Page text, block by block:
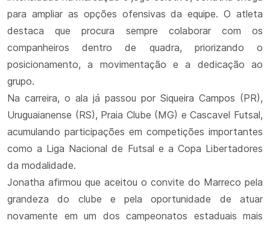
para ampliar as opções ofensivas da equipe. O atleta
destaca que procura sempre colaborar com os
companheiros dentro de quadra, priorizando o
posicionamento, a movimentação e a dedicação ao
grupo.
Na carreira, o ala já passou por Siqueira Campos (PR),
Uruguaianense (RS), Praia Clube (MG) e Cascavel Futsal,
acumulando participações em competições importantes
como a Liga Nacional de Futsal e a Copa Libertadores
da modalidade.
Jonatha afirmou que aceitou o convite do Marreco pela
grandeza do clube e pela oportunidade de atuar
novamente em um dos campeonatos estaduais mais